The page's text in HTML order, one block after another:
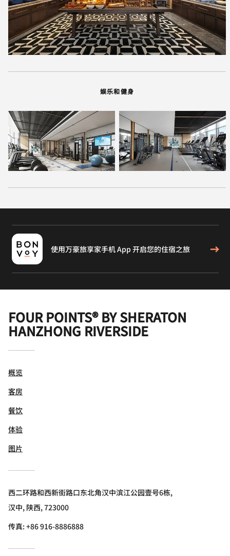
娱乐和健身
使用万豪旅享家手机 App 开启您的住宿之旅
FOUR POINTS® BY SHERATON
HANZHONG RIVERSIDE
概览
客房
餐饮
体验
图片
西二环路和西新街路口东北角汉中滨江公园壹号6栋,
汉中, 陕西, 723000
传真:+86 916-8886888